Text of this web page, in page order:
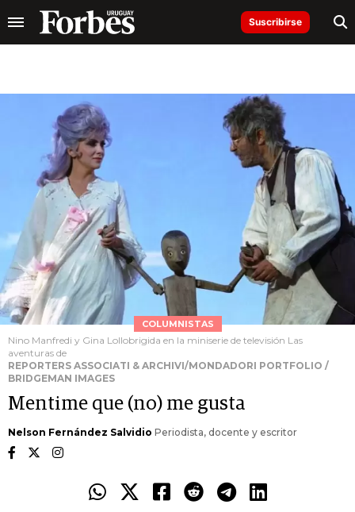
Suscribirse
COLUMNISTAS
Nino Manfredi y Gina Lollobrigida en la miniserie de televisión Las
aventuras de
REPORTERS ASSOCIATI & ARCHIVI/MONDADORI PORTFOLIO /
BRIDGEMAN IMAGES
Mentime que (no) me gusta
Nelson Fernández Salvidio Periodista, docente y escritor